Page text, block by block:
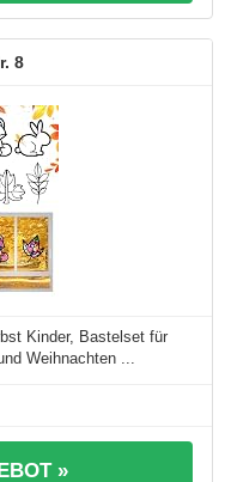
8
Kinder, Bastelset für
Weihnachten ...
»